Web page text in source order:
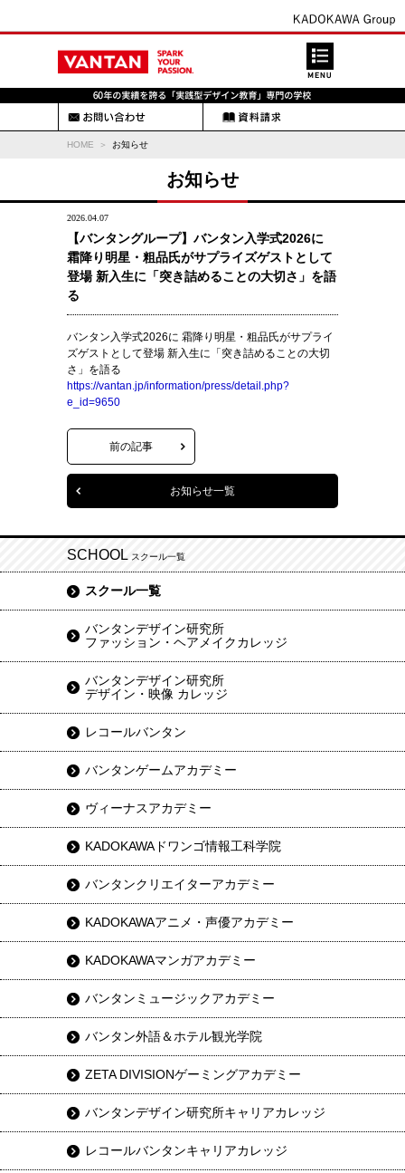
HOME お知らせ
お知らせ
2026.04.07
【バンタングループ】バンタン入学式2026に
霜降り明星・粗品氏がサプライズゲストとして
登場 新入生に「突き詰めることの大切さ」を語
る
バンタン入学式2026に 霜降り明星・粗品氏がサプライ
ズゲストとして登場 新入生に「突き詰めることの大切
さ」を語る
https://vantan.jp/information/press/detail.php?
e_id=9650
前の記事
お知らせ一覧
SCHOOL スクール一覧
スクール一覧
バンタンデザイン研究所
ファッション・ヘアメイクカレッジ
バンタンデザイン研究所
デザイン・映像 カレッジ
レコールバンタン
バンタンゲームアカデミー
ヴィーナスアカデミー
KADOKAWAドワンゴ情報工科学院
バンタンクリエイターアカデミー
KADOKAWAアニメ・声優アカデミー
KADOKAWAマンガアカデミー
バンタンミュージックアカデミー
バンタン外語＆ホテル観光学院
ZETA DIVISIONゲーミングアカデミー
バンタンデザイン研究所キャリアカレッジ
レコールバンタンキャリアカレッジ